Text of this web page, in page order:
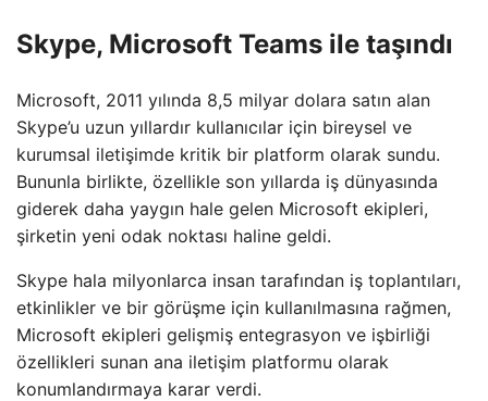
Skype, Microsoft Teams ile taşındı
Microsoft, 2011 yılında 8,5 milyar dolara satın alan
Skype’u uzun yıllardır kullanıcılar için bireysel ve
kurumsal iletişimde kritik bir platform olarak sundu.
Bununla birlikte, özellikle son yıllarda iş dünyasında
giderek daha yaygın hale gelen Microsoft ekipleri,
şirketin yeni odak noktası haline geldi.
Skype hala milyonlarca insan tarafından iş toplantıları,
etkinlikler ve bir görüşme için kullanılmasına rağmen,
Microsoft ekipleri gelişmiş entegrasyon ve işbirliği
özellikleri sunan ana iletişim platformu olarak
konumlandırmaya karar verdi.